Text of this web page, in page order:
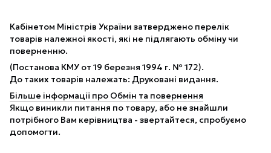
Кабінетом Міністрів України затверджено перелік
товарів належної якості, які не підлягають обміну чи
поверненню.
(Постанова КМУ от 19 березня 1994 г. № 172).
До таких товарів належать: Друковані видання.
Більше інформації про Обмін та повернення
Якщо виникли питання по товару, або не знайшли
потрібного Вам керівництва - звертайтеся, спробуємо
допомогти.